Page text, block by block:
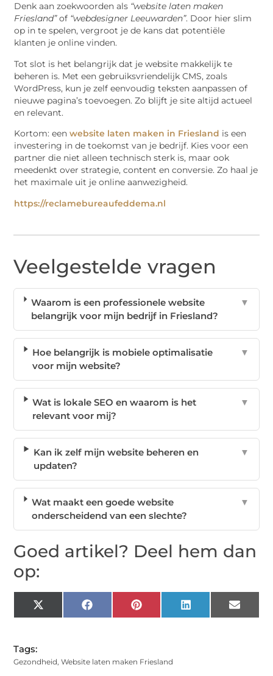
Denk aan zoekwoorden als “website laten maken
Friesland”of “webdesigner Leeuwarden”. Door hier slim
op in te spelen, vergroot je de kans dat potentiële
klanten je online vinden.
Tot slot is het belangrijk dat je website makkelijk te
beheren is. Met een gebruiksvriendelijk CMS, zoals
WordPress, kun je zelf eenvoudig teksten aanpassen of
nieuwe pagina’s toevoegen. Zo blijft je site altijd actueel
en relevant.
Kortom: eenwebsite laten maken in Friesland is een
investering in de toekomst van je bedrijf. Kies voor een
partner die niet alleen technisch sterk is, maar ook
meedenkt over strategie, content en conversie. Zo haal je
het maximale uit je online aanwezigheid.
https://reclamebureaufeddema.nl
Veelgestelde vragen
Waarom is een professionele website
belangrijk voor mijn bedrijf in Friesland?
▼
Hoe belangrijk is mobiele optimalisatie
voor mijn website?
▼
Wat is lokale SEO en waarom is het
relevant voor mij?
▼
Kan ik zelf mijn website beheren en
updaten?
▼
Wat maakt een goede website
onderscheidend van een slechte?
▼
Goed artikel? Deel hem dan
op:
X
(Twitter)
Facebook Pinterest LinkedIn Email
Tags:
Gezondheid,Website laten maken Friesland